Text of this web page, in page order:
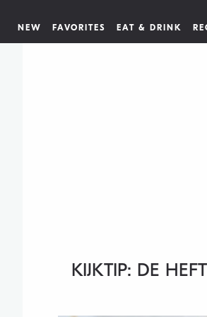
NEW FAVORITES EAT & DRINK
KIJKTIP: DE